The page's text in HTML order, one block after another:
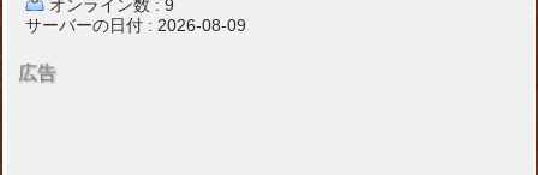
オンライン数 : 9
サーバーの日付 : 2026-08-09
広告